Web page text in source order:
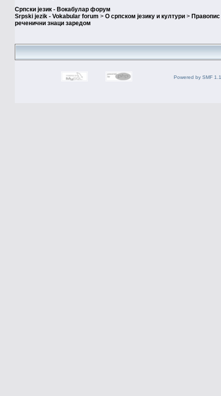
Српски језик - Вокабулар форум
Srpski jezik - Vokabular forum > О српском језику и култури > Правопис
реченични знаци заредом
Powered by SMF